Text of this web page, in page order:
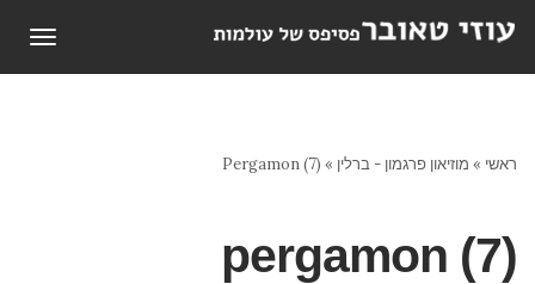
ראשי » מוזיאון פרגמון - ברלין »
Pergamon (7)
pergamon (7)